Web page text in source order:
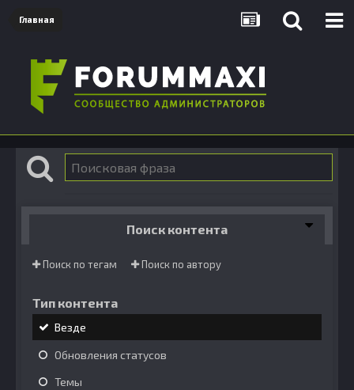
Главная
Поиск контента
Поиск по тегам Поиск по автору
Тип контента
Везде
Обновления статусов
Темы